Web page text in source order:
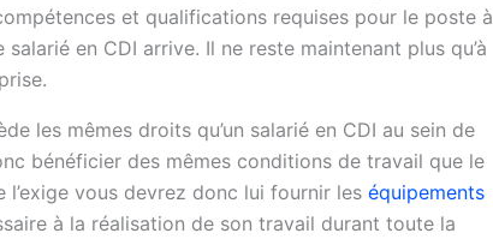
et qualifications requises pour le poste à
en CDI arrive. Il ne reste maintenant plus qu’à
les mêmes droits qu’un salarié en CDI au sein de
bénéficier des mêmes conditions de travail que le
l’exige vous devrez donc lui fournir les équipements
à la réalisation de son travail durant toute la